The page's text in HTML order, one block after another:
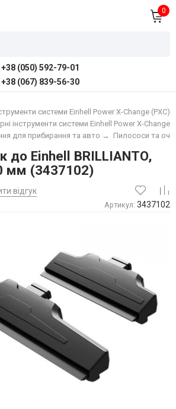
0
(050) 592-79-01
(067) 839-56-30
системи Einhell Power X-Change (PXC)
інструменти системи Einhell Power X-Change
Пилососи та
для прибирання та авто →
до Einhell BRILLIANTO,
мм (3437102)
відгук
Артикул: 3437102